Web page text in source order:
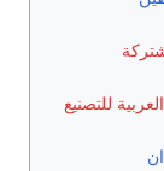
للتصنيع